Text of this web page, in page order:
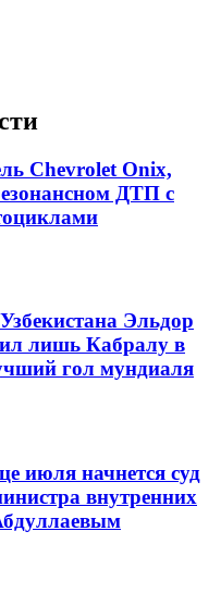
Chevrolet Onix,
ДТП с
Эльдор
лишь Кабралу в
гол мундиаля
июля начнется суд
внутренних